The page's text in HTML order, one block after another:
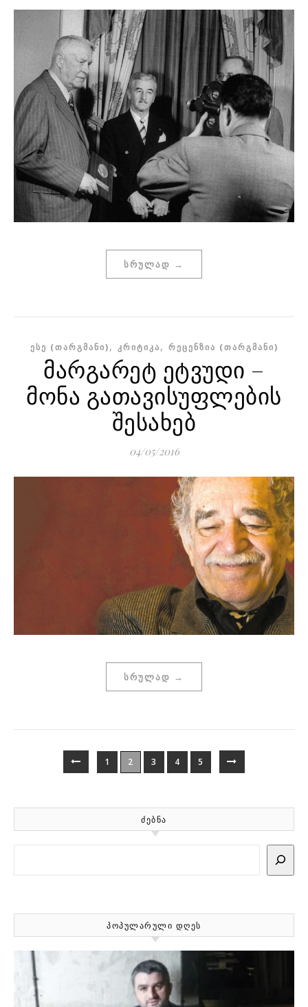
ᲡᲠᲣᲚᲐᲓ →
ᲔᲡᲔ (ᲗᲐᲠᲒᲛᲐᲜᲘ), ᲙᲠᲘᲢᲘᲙᲐ, ᲠᲔᲪᲔᲜᲖᲘᲐ (ᲗᲐᲠᲒᲛᲐᲜᲘ)
მარგარეტ ეტვუდი –
მონა გათავისუფლების
შესახებ
04/05/2016
ᲡᲠᲣᲚᲐᲓ →
1 2 3 4 5
ᲫᲔᲑᲜᲐ
ᲞᲝᲞᲣᲚᲐᲠᲣᲚᲘ ᲓᲦᲔᲡ